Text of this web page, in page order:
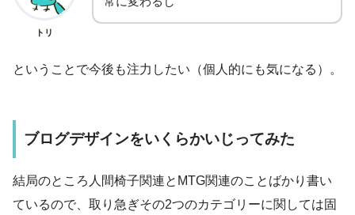
トリ
ということで今後も注力したい（個人的にも気になる）。
ブログデザインをいくらかいじってみた
結局のところ人間椅子関連と MTG関連のことばかり書い
ているので、取り急ぎその2つのカテゴリーに関しては固